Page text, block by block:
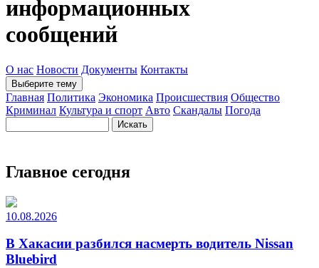
информационных
сообщений
О нас Новости Документы Контакты
Выберите тему
Главная Политика Экономика Происшествия Общество
Криминал Культура и спорт Авто Скандалы Погода
Главное сегодня
10.08.2026
В Хакасии разбился насмерть водитель Nissan
Bluebird